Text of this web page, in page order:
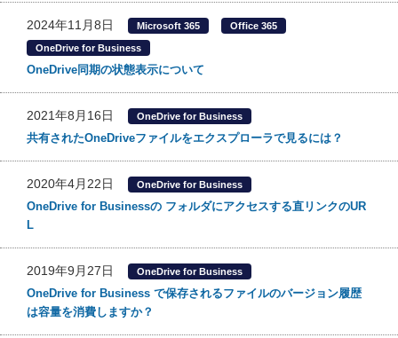
2024年11月8日 Microsoft 365 Office 365
OneDrive for Business
OneDrive同期の状態表示について
2021年8月16日 OneDrive for Business
共有されたOneDriveファイルをエクスプローラで見るには？
2020年4月22日 OneDrive for Business
OneDrive for Businessの フォルダにアクセスする直リンクのUR
L
2019年9月27日 OneDrive for Business
OneDrive for Business で保存されるファイルのバージョン履歴
は容量を消費しますか？